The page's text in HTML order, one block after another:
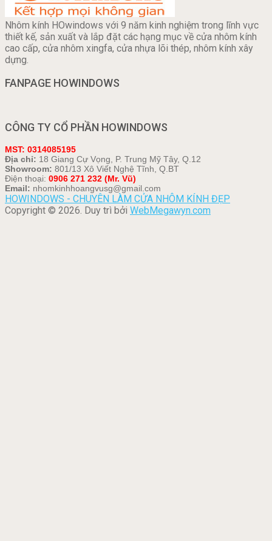
Nhôm kính HOwindows với 9 năm kinh nghiệm trong lĩnh vực
thiết kế, sản xuất và lắp đặt các hạng mục về cửa nhôm kính
cao cấp, cửa nhôm xingfa, cửa nhựa lõi thép, nhôm kính xây
dựng.
FANPAGE HOWINDOWS
CÔNG TY CỔ PHẦN HOWINDOWS
MST: 0314085195
Địa chỉ: 18 Giang Cự Vọng, P. Trung Mỹ Tây, Q.12
Showroom: 801/13 Xô Viết Nghệ Tĩnh, Q.BT
Điện thoại: 0906 271 232 (Mr. Vũ)
Email: nhomkinhhoangvusg@gmail.com
HOWINDOWS - CHUYÊN LÀM CỬA NHÔM KÍNH ĐẸP
Copyright © 2026. Duy trì bởi WebMegawyn.com